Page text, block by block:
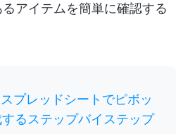
アイテムを簡単に確認する
プレッドシートでピボッ
るステップバイステップ